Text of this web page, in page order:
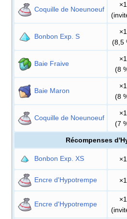
Coquille de Noeunoeuf
×1
Bonbon Exp. S
×1
(8,5
Baie Fraive
×1
(8
Baie Maron
×1
(8
Coquille de Noeunoeuf
×1
(7
Récompenses
Bonbon Exp. XS ×1
Encre d'Hypotrempe ×1
Encre d'Hypotrempe
×1